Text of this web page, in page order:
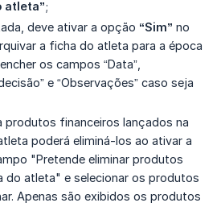
atleta”;
deve ativar a opção “Sim” no
a ficha do atleta para a época
os campos “Data”,
e “Observações” caso seja
produtos financeiros lançados na
poderá eliminá-los ao ativar a
"Pretende eliminar produtos
do atleta" e selecionar os produtos
Apenas são exibidos os produtos